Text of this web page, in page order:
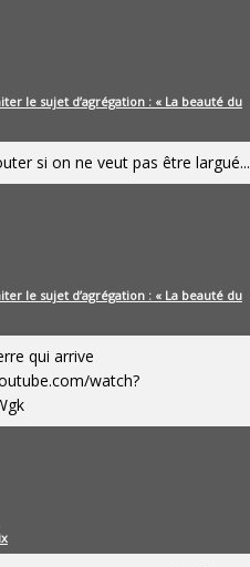
le sujet d’agrégation : « La beauté du
si on ne veut pas être largué...
le sujet d’agrégation : « La beauté du
qui arrive
watch?